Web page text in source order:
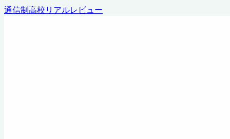
通信制高校リアルレビュー